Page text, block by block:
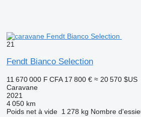
21
Fendt Bianco Selection
11 670 000 F CFA 17 800 € ≈ 20 570 $US
Caravane
2021
4 050 km
Poids net à vide 1 278 kg Nombre